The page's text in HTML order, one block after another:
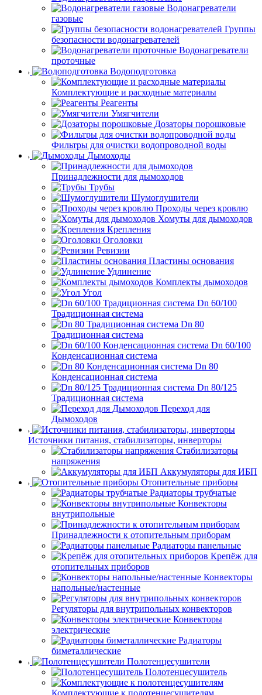
Водонагреватели
газовые
Группы
безопасности водонагревателей
Водонагреватели
проточные
Водоподготовка
Комплектующие и расходные материалы
Реагенты
Умягчители
Дозаторы порошковые
Фильтры для очистки водопроводной воды
Дымоходы
Принадлежности для дымоходов
Трубы
Шумоглушители
Проходы через кровлю
Хомуты для дымоходов
Крепления
Оголовки
Ревизии
Пластины основания
Удлинение
Комплекты дымоходов
Угол
Dn 60/100
Традиционная система
Dn 80
Традиционная система
Dn 60/100
Конденсационная система
Dn 80
Конденсационная система
Dn 80/125
Традиционная система
Переход для
Дымоходов
Источники питания, стабилизаторы, инверторы
Стабилизаторы
напряжения
Аккумуляторы для ИБП
Отопительные приборы
Радиаторы трубчатые
Конвекторы
внутрипольные
Принадлежности к отопительным приборам
Радиаторы панельные
Крепёж для
отопительных приборов
Конвекторы
напольные/настенные
Регуляторы для внутрипольных конвекторов
Конвекторы
электрические
Радиаторы
биметаллические
Полотенцесушители
Полотенцесушитель
Комплектующие к полотенцесушителям